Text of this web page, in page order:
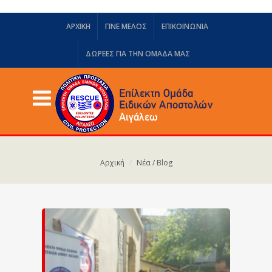
ΑΡΧΙΚΗ ΓΙΝΕ ΜΕΛΟΣ ΕΠΙΚΟΙΝΩΝΙΑ
ΔΩΡΕΈΣ ΓΙΑ ΤΗΝ ΟΜΆΔΑ ΜΑΣ
Αρχική Νέα / Blog